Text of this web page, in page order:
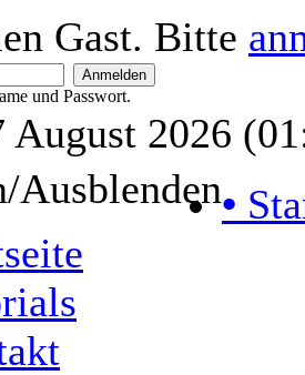
Gast. Bitte
und Passwort.
August 2026
•